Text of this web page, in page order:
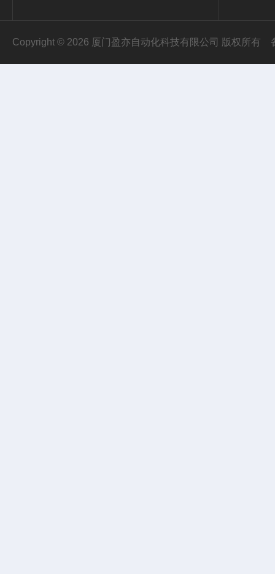
Copyright © 2026 厦门盈亦自动化科技有限公司 版权所有